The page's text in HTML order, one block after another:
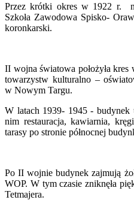
Przez krótki okres w 1922 r.
Szkoła Zawodowa Spisko-
koronkarski.
II wojna światowa położyła kres
towarzystw kulturalno –
w Nowym Targu.
W latach 1939- 1945 -
nim restauracja, kawiarnia,
tarasy po stronie północnej
Po II wojnie budynek zajmują
WOP. W tym czasie zniknęła
Tetmajera.